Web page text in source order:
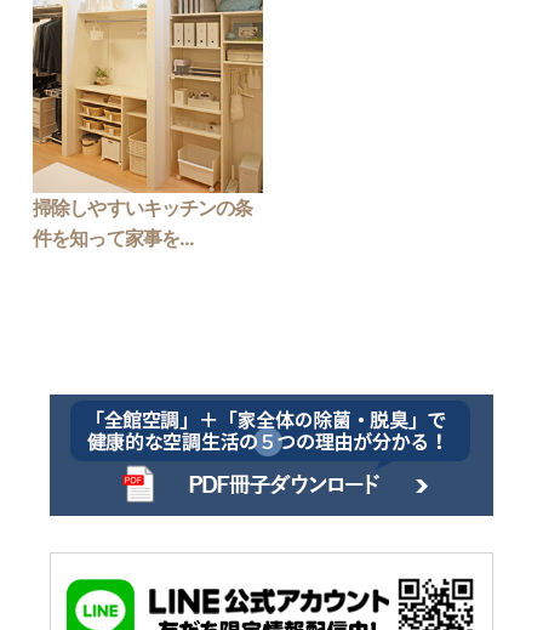
掃除しやすいキッチンの条
件を知って家事を...